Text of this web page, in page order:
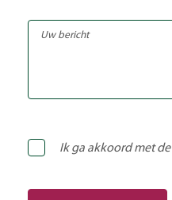
Ik ga akkoord met de